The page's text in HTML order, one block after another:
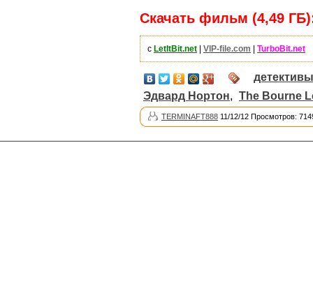
Скачать фильм (4,49
с LetItBit.net VIP-file.com TurboBit.net
детективы
Эдвард Нортон, The Bourne
TERMINAFT888 11/12/12 Просмотров: